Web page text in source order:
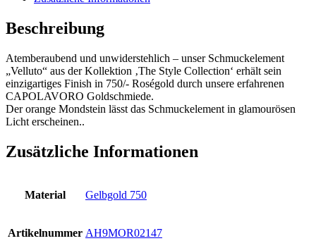
Beschreibung
Atemberaubend und unwiderstehlich – unser Schmuckelement
„Velluto“ aus der Kollektion ‚The Style Collection‘ erhält sein
einzigartiges Finish in 750/- Roségold durch unsere erfahrenen
CAPOLAVORO Goldschmiede.
Der orange Mondstein lässt das Schmuckelement in glamourösen
Licht erscheinen..
Zusätzliche Informationen
Material Gelbgold 750
Artikelnummer AH9MOR02147